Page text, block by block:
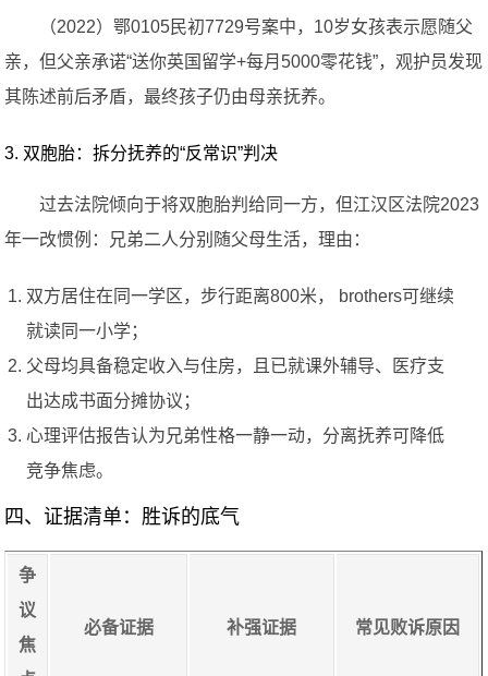
（2022）鄂0105民初7729号案中，10岁女孩表示愿随父
亲，但父亲承诺“送你英国留学+每月5000零花钱”，观护员发现
其陈述前后矛盾，最终孩子仍由母亲抚养。
3. 双胞胎：拆分抚养的“反常识”判决
过去法院倾向于将双胞胎判给同一方，但江汉区法院2023
年一改惯例：兄弟二人分别随父母生活，理由：
双方居住在同一学区，步行距离800米， brothers可继续
就读同一小学；
父母均具备稳定收入与住房，且已就课外辅导、医疗支
出达成书面分摊协议；
心理评估报告认为兄弟性格一静一动，分离抚养可降低
竞争焦虑。
四、证据清单：胜诉的底气
争
议
焦
必备证据 补强证据 常见败诉原因